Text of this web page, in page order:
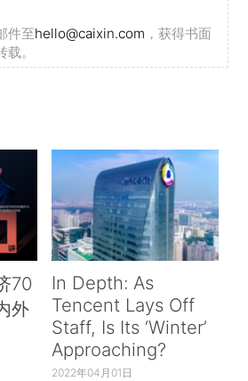
件至hello@caixin.com ，获得书面
。
70
外
In Depth: As
Tencent Lays Off
Staff, Is Its ‘Winter’
Approaching?
2022年04月01日